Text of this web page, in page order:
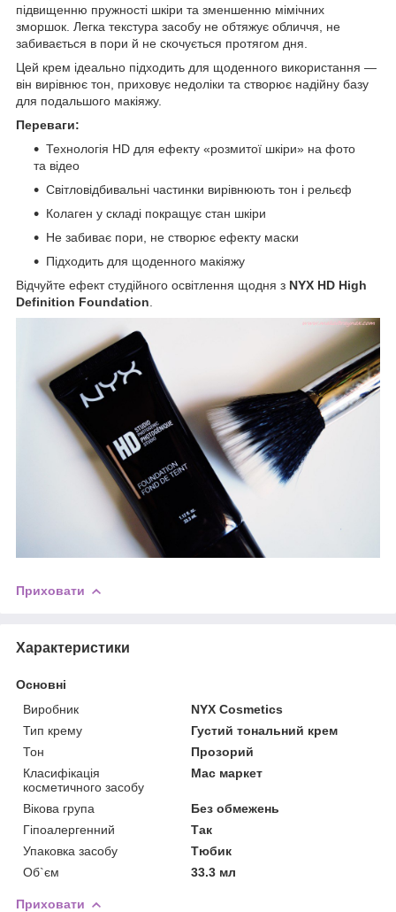
підвищенню пружності шкіри та зменшенню мімічних
зморшок. Легка текстура засобу не обтяжує обличчя, не
забивається в пори й не скочується протягом дня.
Цей крем ідеально підходить для щоденного використання —
він вирівнює тон, приховує недоліки та створює надійну базу
для подальшого макіяжу.
Переваги:
Технологія HD для ефекту «розмитої шкіри» на фото
та відео
Світловідбивальні частинки вирівнюють тон і рельєф
Колаген у складі покращує стан шкіри
Не забиває пори, не створює ефекту маски
Підходить для щоденного макіяжу
Відчуйте ефект студійного освітлення щодня з NYX HD High
Definition Foundation
Приховати
Характеристики
Основні
Виробник
NYX Cosmetics
Тип крему
Густий тональний крем
Тон
Прозорий
Класифікація
косметичного засобу
Мас маркет
Вікова група
Без обмежень
Гіпоалергенний
Так
Упаковка засобу
Тюбик
Об`єм
33.3 мл
Приховати